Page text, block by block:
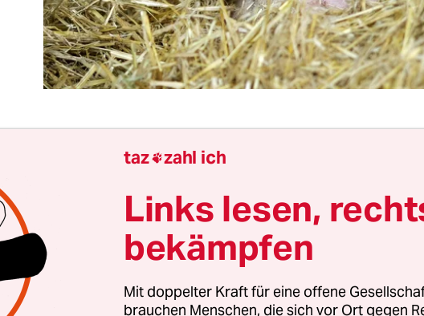
Landwirtschaft liefert oft schlechte Nachrichten: Die
ist einer der größten Treiber des Klimawandels, viele
werden erbärmlich gehalten, auf dem Land
Vogelarten aus. Doch nun gibt es eine realistische
der Lösung solcher Probleme bedeutend näher zu
zwischen fast allen wichtigen Umwelt- und
herrscht seit kurzem eine überraschende
taz zahl ich
Links lesen,
bekämpfen
Mit doppelter Kraft für eine offene
brauchen Menschen, die sich vor Ort gegen